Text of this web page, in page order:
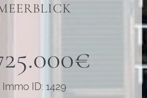
Immo ID: 1429